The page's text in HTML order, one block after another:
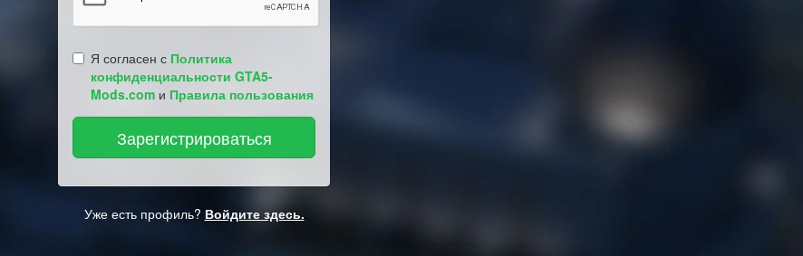
Я согласен с Политика
конфиденциальности GTA5-
Mods.com и Правила пользования
Уже есть профиль? Войдите здесь.